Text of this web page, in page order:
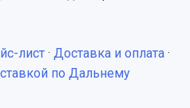
лист · Доставка и оплата ·
по Дальнему